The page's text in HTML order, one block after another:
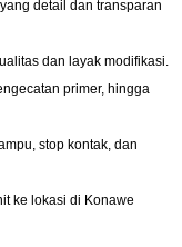
detail dan transparan
dan layak modifikasi.
primer, hingga
stop kontak, dan
ke lokasi di Konawe